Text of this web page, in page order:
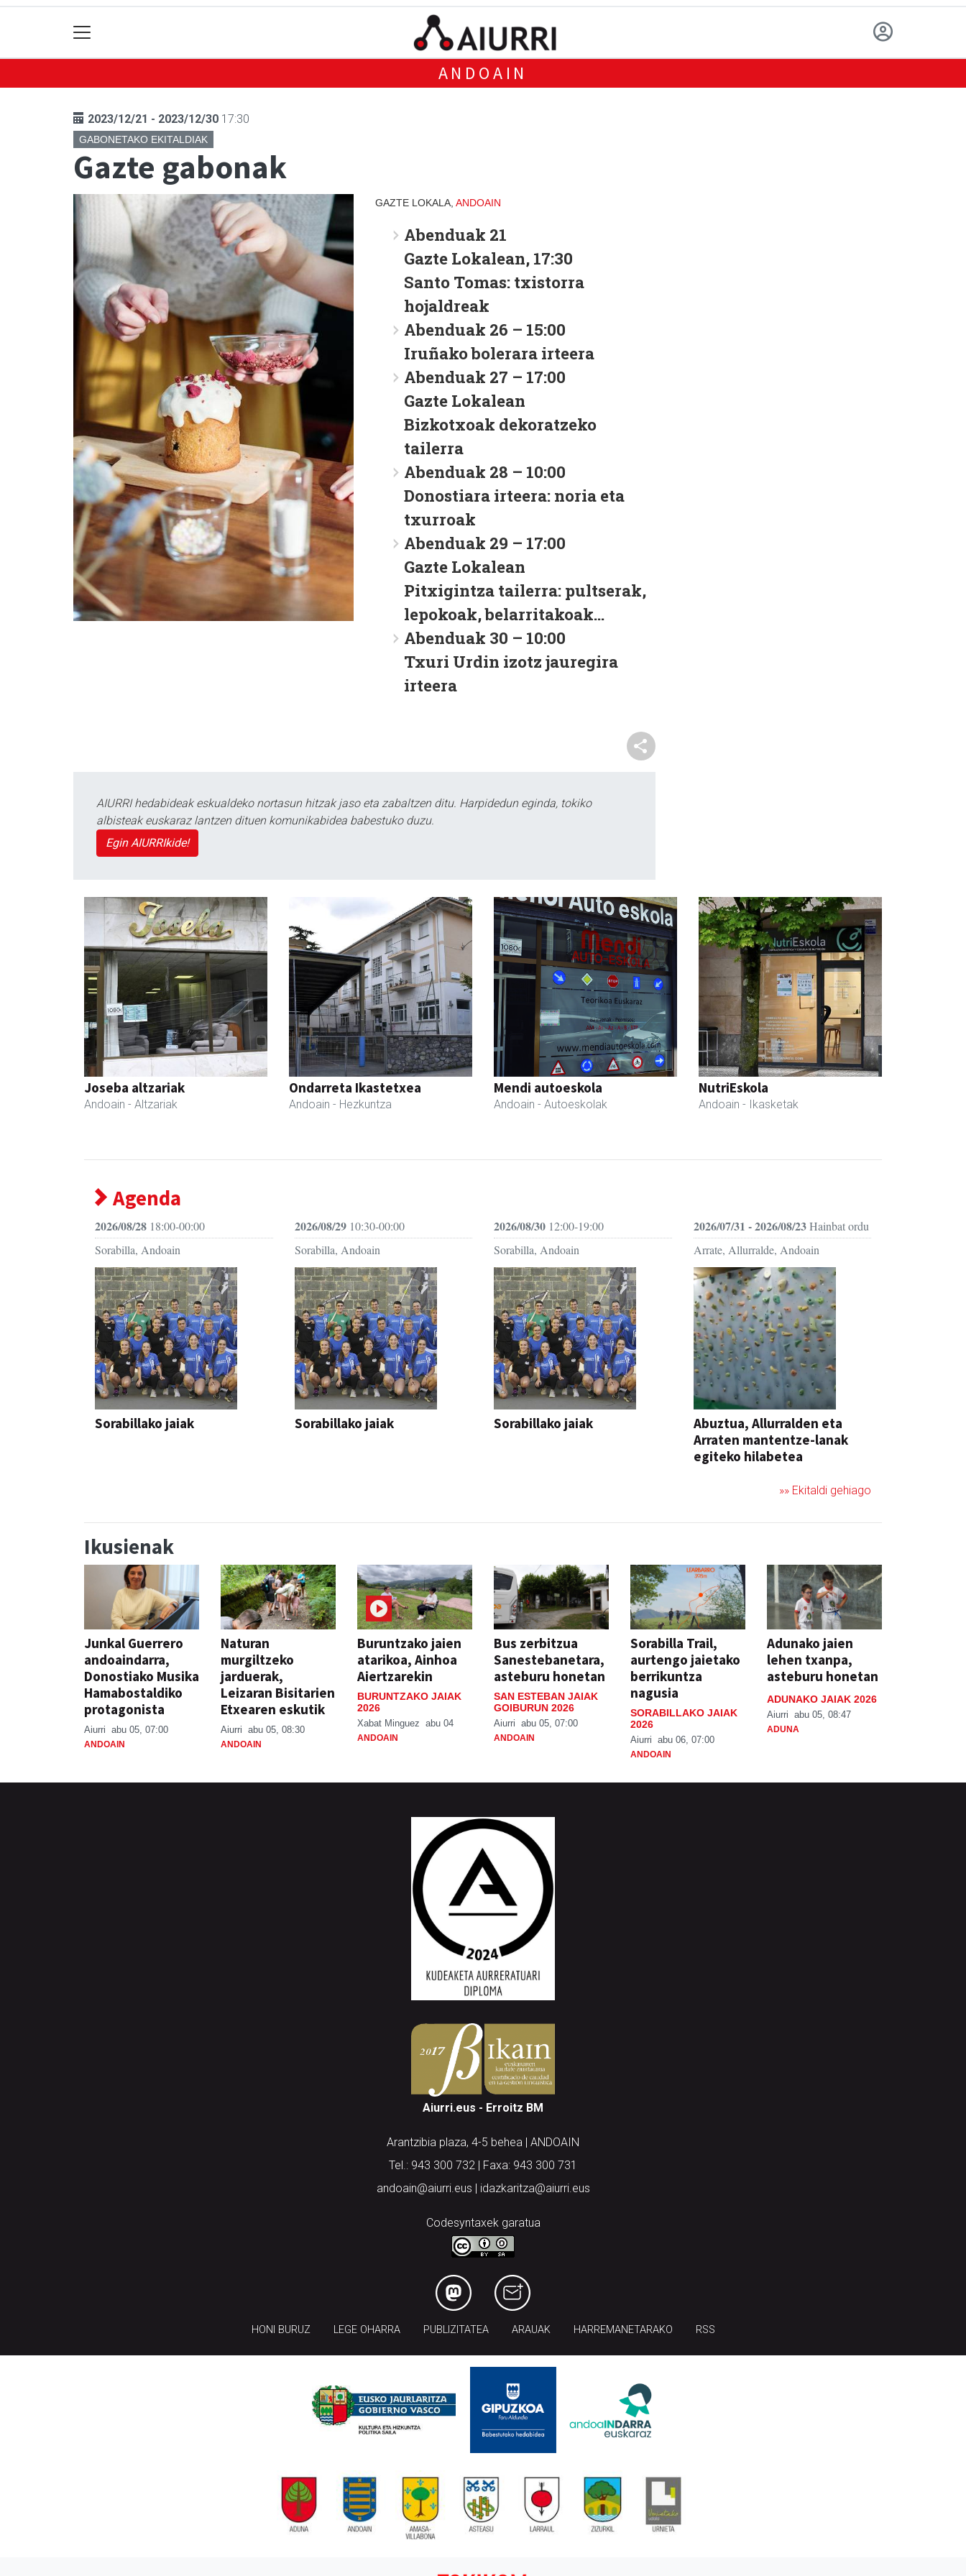
ANDOAIN
2023/12/21 - 2023/12/30 17:30
GABONETAKO EKITALDIAK
Gazte gabonak
GAZTE LOKALA, ANDOAIN
Abenduak 21
Gazte Lokalean, 17:30
Santo Tomas: txistorra
hojaldreak
Abenduak 26 – 15:00
Iruñako bolerara irteera
Abenduak 27 – 17:00
Gazte Lokalean
Bizkotxoak dekoratzeko
tailerra
Abenduak 28 – 10:00
Donostiara irteera: noria eta
txurroak
Abenduak 29 – 17:00
Gazte Lokalean
Pitxigintza tailerra: pultserak,
lepokoak, belarritakoak…
Abenduak 30 – 10:00
Txuri Urdin izotz jauregira
irteera
AIURRI hedabideak eskualdeko nortasun hitzak jaso eta zabaltzen ditu. Harpidedun eginda, tokiko
albisteak euskaraz lantzen dituen komunikabidea babestuko duzu.
Egin AIURRIkide!
Joseba altzariak
Andoain - Altzariak
Ondarreta Ikastetxea
Andoain - Hezkuntza
Mendi autoeskola
Andoain - Autoeskolak
NutriEskola
Andoain - Ikasketak
Agenda
2026/08/28 18:00-00:00
Sorabilla, Andoain
Sorabillako jaiak
2026/08/2910:30-00:00
Sorabilla, Andoain
Sorabillako jaiak
2026/08/30 12:00-19:00
Sorabilla, Andoain
Sorabillako jaiak
2026/07/31 - 2026/08/23Hainbat ordu
Arrate, Allurralde, Andoain
Abuztua, Allurralden eta
Arraten mantentze-lanak
egiteko hilabetea
»» Ekitaldi gehiago
Ikusienak
Junkal Guerrero
andoaindarra,
Donostiako Musika
Hamabostaldiko
protagonista
Aiurri abu 05, 07:00
ANDOAIN
Naturan
murgiltzeko
jarduerak,
Leizaran Bisitarien
Etxearen eskutik
Aiurri abu 05, 08:30
ANDOAIN
Buruntzako jaien
atarikoa, Ainhoa
Aiertzarekin
BURUNTZAKO JAIAK
2026
Xabat Minguez abu 04
ANDOAIN
Bus zerbitzua
Sanestebanetara,
asteburu honetan
SAN ESTEBAN JAIAK
GOIBURUN 2026
Aiurri abu 05, 07:00
ANDOAIN
Sorabilla Trail,
aurtengo jaietako
berrikuntza
nagusia
SORABILLAKO JAIAK
2026
Aiurri abu 06, 07:00
ANDOAIN
Adunako jaien
lehen txanpa,
asteburu honetan
ADUNAKO JAIAK 2026
Aiurri abu 05, 08:47
ADUNA
Aiurri.eus - Erroitz BM
Arantzibia plaza, 4-5 behea | ANDOAIN
Tel.: 943 300 732 | Faxa: 943 300 731
andoain@aiurri.eus | idazkaritza@aiurri.eus
Codesyntaxek garatua
HONI BURUZ LEGE OHARRA PUBLIZITATEA ARAUAK HARREMANETARAKO RSS